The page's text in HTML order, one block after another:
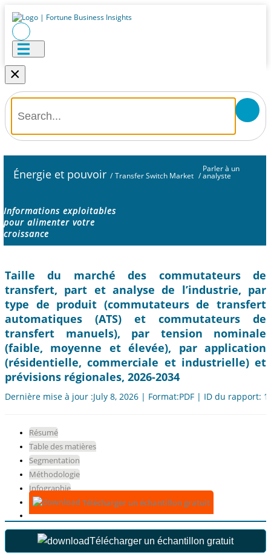
×
Énergie et pouvoir / Transfer Switch Market /
Parler à un
analyste
Informations exploitables
pour alimenter votre
croissance
Taille du marché des commutateurs de
transfert, part et analyse de l’industrie, par
type de produit (commutateurs de transfert
automatiques (ATS) et commutateurs de
transfert manuels), par tension nominale
(faible, moyenne et élevée), par application
(résidentielle, commerciale et industrielle) et
prévisions régionales, 2026-2034
Dernière mise à jour :July 8, 2026 | Format:PDF | ID du rapport:
Résumé
Table des matières
Segmentation
Méthodologie
Infographie
Télécharger un échantillon gratuit
Télécharger un échantillon gratuit